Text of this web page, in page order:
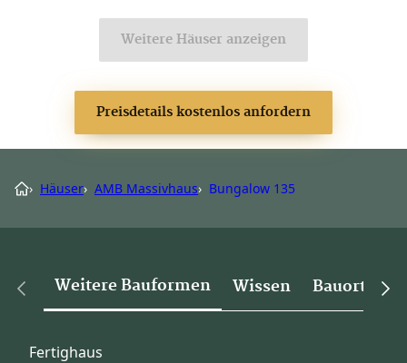
Weitere Häuser anzeigen
Preisdetails kostenlos anfordern
› Häuser› AMB Massivhaus› Bungalow 135
Weitere Bauformen Wissen Bauorte
Fertighaus